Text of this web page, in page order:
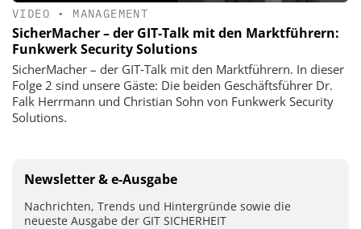
VIDEO • MANAGEMENT
SicherMacher – der GIT-Talk mit den Marktführern:
Funkwerk Security Solutions
SicherMacher – der GIT‑Talk mit den Marktführern. In dieser
Folge 2 sind unsere Gäste: Die beiden Geschäftsführer Dr.
Falk Herrmann und Christian Sohn von Funkwerk Security
Solutions.
Newsletter & e-Ausgabe
Nachrichten, Trends und Hintergründe sowie die
neueste Ausgabe der GIT SICHERHEIT